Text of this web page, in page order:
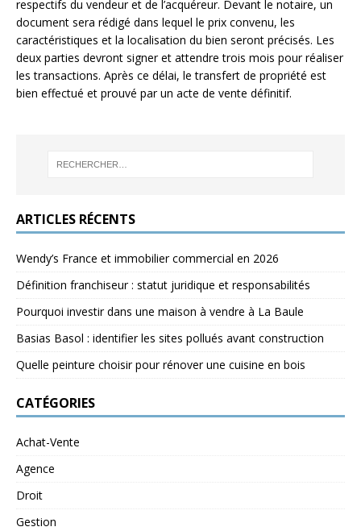
respectifs du vendeur et de l’acquéreur. Devant le notaire, un
document sera rédigé dans lequel le prix convenu, les
caractéristiques et la localisation du bien seront précisés. Les
deux parties devront signer et attendre trois mois pour réaliser
les transactions. Après ce délai, le transfert de propriété est
bien effectué et prouvé par un acte de vente définitif.
ARTICLES RÉCENTS
Wendy’s France et immobilier commercial en 2026
Définition franchiseur : statut juridique et responsabilités
Pourquoi investir dans une maison à vendre à La Baule
Basias Basol : identifier les sites pollués avant construction
Quelle peinture choisir pour rénover une cuisine en bois
CATÉGORIES
Achat-Vente
Agence
Droit
Gestion